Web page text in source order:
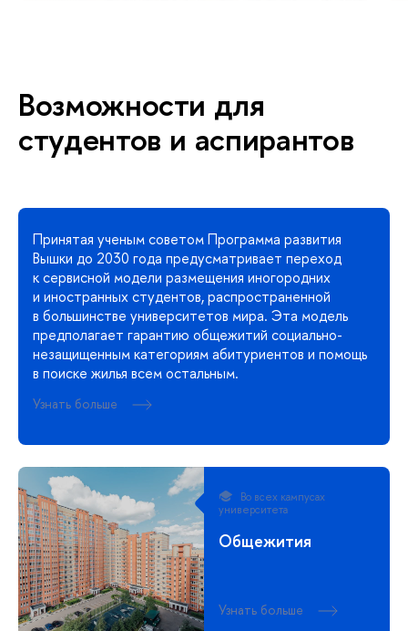
Возможности для
студентов и аспирантов
Во всех кампусах
университета
Общежития
Узнать больше
Принятая ученым советом Программа развития
Вышки до 2030 года предусматривает переход
к сервисной модели размещения иногородних
и иностранных студентов, распространенной
в большинстве университетов мира. Эта модель
предполагает гарантию общежитий социально-
незащищенным категориям абитуриентов и помощь
в поиске жилья всем остальным.
Узнать больше